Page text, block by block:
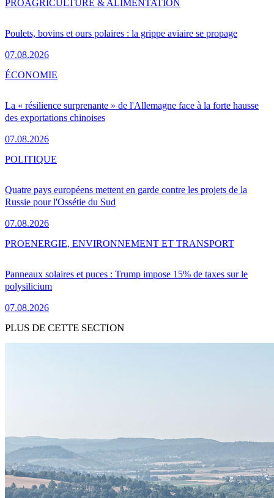
Poulets, bovins et ours polaires : la grippe aviaire se propage
07.08.2026
PROAGRICULTURE & ALIMENTATION
La « résilience surprenante » de l'Allemagne face à la forte hausse
des exportations chinoises
07.08.2026
ÉCONOMIE
Quatre pays européens mettent en garde contre les projets de la
Russie pour l'Ossétie du Sud
07.08.2026
POLITIQUE
Panneaux solaires et puces : Trump impose 15% de taxes sur le
polysilicium
07.08.2026
PROENERGIE, ENVIRONNEMENT ET TRANSPORT
PLUS DE CETTE SECTION